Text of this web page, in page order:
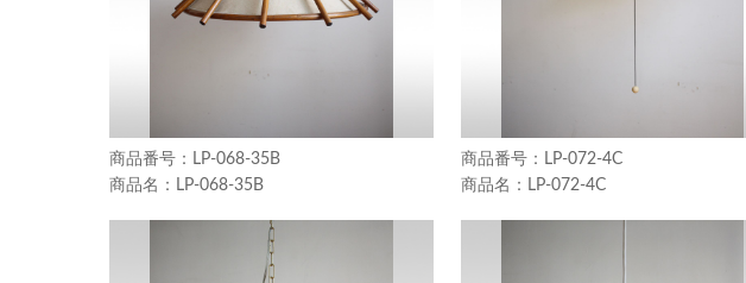
LP-068-35B
LP-068-35B
LP-072-4C
LP-072-4C